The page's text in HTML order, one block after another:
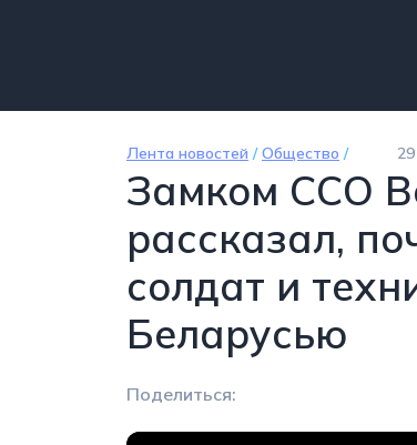
Лента новостей /Общество /
Замком ССО
рассказал,
солдат и
Беларусью
Поделиться: